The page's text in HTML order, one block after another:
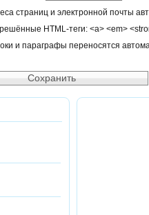
страниц и электронной почты
HTML-теги: <a> <em>
и параграфы переносятся